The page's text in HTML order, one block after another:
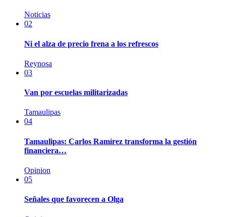
Noticias
02
Ni el alza de precio frena a los refrescos
Reynosa
03
Van por escuelas militarizadas
Tamaulipas
04
Tamaulipas: Carlos Ramírez transforma la gestión
financiera…
Opinion
05
Señales que favorecen a Olga